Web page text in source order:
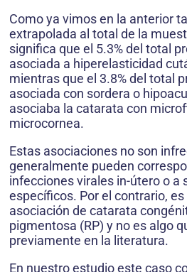
Como ya vimos en la anterior
extrapolada al total de la
significa que el 5.3% del total
asociada a hiperelasticidad
mientras que el 3.8% del total
asociada con sordera o
asociaba la catarata con
microcornea.
Estas asociaciones no son
generalmente pueden
infecciones virales in-útero o a
específicos. Por el contrario,
asociación de catarata
pigmentosa (RP) y no es algo
previamente en la literatura.
En nuestro estudio este caso